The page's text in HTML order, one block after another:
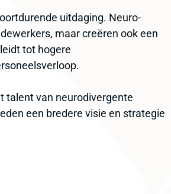
uitdaging. Neuro-
maar creëren ook een
tot hogere
talent van neurodivergente
een bredere visie en strategie